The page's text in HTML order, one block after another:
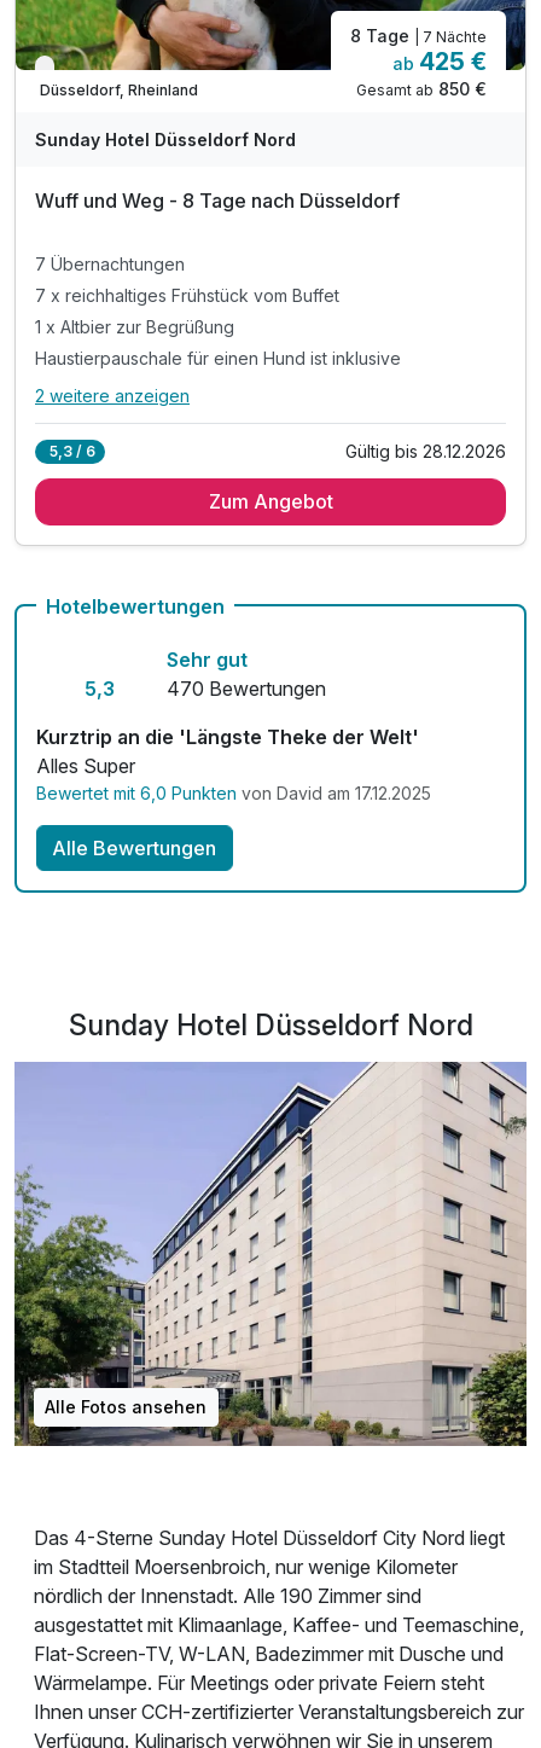
Verfügbar bis Dezember
Düsseldorf, Rheinland
8 Tage | 7 Nächte
ab 425 €
Gesamt ab 850 €
Sunday Hotel Düsseldorf Nord
Wuff und Weg - 8 Tage nach Düsseldorf
7 Übernachtungen
7 x reichhaltiges Frühstück vom Buffet
1 x Altbier zur Begrüßung
Haustierpauschale für einen Hund ist inklusive
Alle Inklusivleistungen
7 x reichhaltiges Frühstück vom Buffet
Ausflugstipps für die Region an der Rezeption
2 weitere anzeigen
5,3 / 6 Gültig bis 28.12.2026
Zum Angebot
Hotelbewertungen
5,3
Sehr gut
470 Bewertungen
Kurztrip an die 'Längste Theke der Welt'
Alles Super
Bewertet mit 6,0 Punkten von David am 17.12.2025
Alle Bewertungen
Sunday Hotel Düsseldorf Nord
Alle Fotos ansehen
Das 4-Sterne Sunday Hotel Düsseldorf City Nord liegt
im Stadtteil Moersenbroich, nur wenige Kilometer
nördlich der Innenstadt. Alle 190 Zimmer sind
ausgestattet mit Klimaanlage, Kaffee- und Teemaschine,
Flat-Screen-TV, W-LAN, Badezimmer mit Dusche und
Wärmelampe. Für Meetings oder private Feiern steht
Ihnen unser CCH-zertifizierter Veranstaltungsbereich zur
Verfügung. Kulinarisch verwöhnen wir Sie in unserem